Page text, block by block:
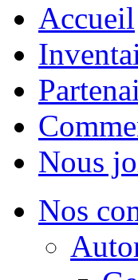
Accueil
Nous
Nos